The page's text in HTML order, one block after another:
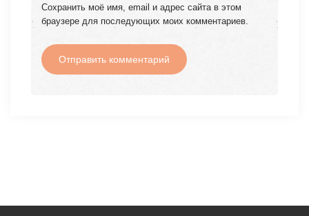
Сохранить моё имя, email и адрес сайта в этом
браузере для последующих моих комментариев.